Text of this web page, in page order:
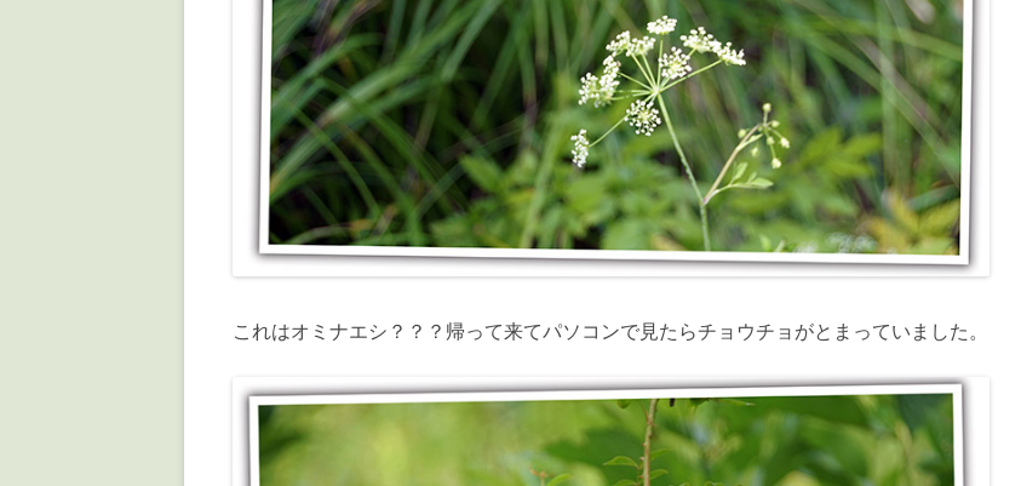
これはオミナエシ？？？帰って来てパソコンで見たらチョウチョがとまっていました。